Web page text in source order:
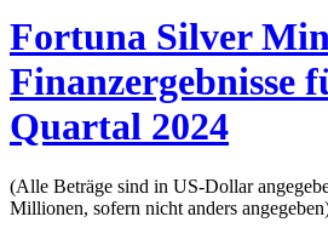
Fortuna Silver
Finanzergebnisse
Quartal 2024
(Alle Beträge sind in US-Dollar
Millionen, sofern nicht anders